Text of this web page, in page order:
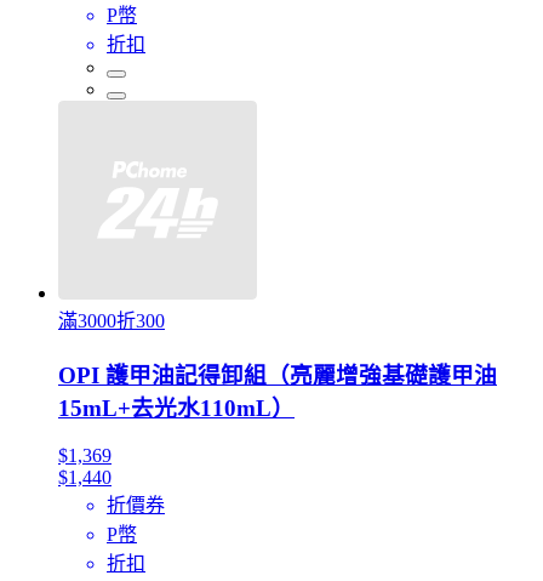
P幣
折扣
滿3000折300
OPI 護甲油記得卸組（亮麗增強基礎護甲油
15mL+去光水110mL）
$1,369
$1,440
折價券
P幣
折扣